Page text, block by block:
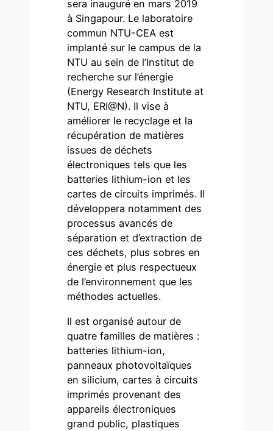
sera inauguré en mars 2019
à Singapour. Le laboratoire
commun NTU-CEA est
implanté sur le campus de la
NTU au sein de l’Institut de
recherche sur l’énergie
(Energy Research Institute at
NTU, ERI@N). Il vise à
améliorer le recyclage et la
récupération de matières
issues de déchets
électroniques tels que les
batteries lithium-ion et les
cartes de circuits imprimés. Il
développera notamment des
processus avancés de
séparation et d’extraction de
ces déchets, plus sobres en
énergie et plus respectueux
de l’environnement que les
méthodes actuelles.
Il est organisé autour de
quatre familles de matières :
batteries lithium-ion,
panneaux photovoltaïques
en silicium, cartes à circuits
imprimés provenant des
appareils électroniques
grand public, plastiques